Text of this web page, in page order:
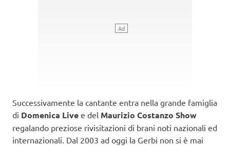
Successivamente la cantante entra nella grande famiglia
di Domenica Live e del Maurizio Costanzo Show
regalando preziose rivisitazioni di brani noti nazionali ed
internazionali. Dal 2003 ad oggi la Gerbi non si è mai